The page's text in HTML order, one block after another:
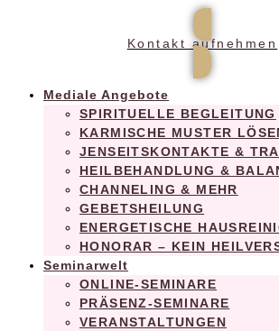
Kontakt aufnehmen
Mediale Angebote
SPIRITUELLE BEGLEITUNG
KARMISCHE MUSTER
JENSEITSKONTAKTE &
HEILBEHANDLUNG &
CHANNELING & MEHR
GEBETSHEILUNG
ENERGETISCHE
HONORAR – KEIN
Seminarwelt
ONLINE-SEMINARE
PRÄSENZ-SEMINARE
VERANSTALTUNGEN